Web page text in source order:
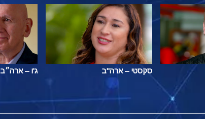
סקסטי – ארה"ב ג'ו – ארה״ב